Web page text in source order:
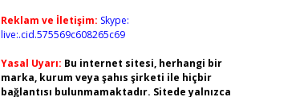
Reklam ve İletişim: Skype:
live:.cid.575569c608265c69
Yasal Uyarı: Bu internet sitesi, herhangi bir
marka, kurum veya şahıs şirketi ile hiçbir
bağlantısı bulunmamaktadır. Sitede yalnızca